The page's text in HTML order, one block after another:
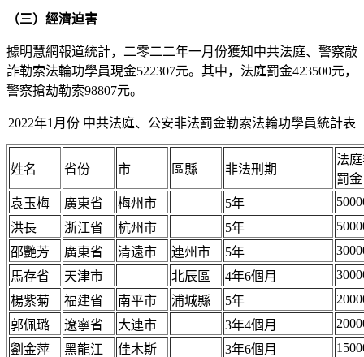
（三）經濟迫害
據明慧網報道統計，二零二二年一月份獲知中共法庭、警察敲
詐勒索法輪功學員現金522307元。其中，法庭罰金423500元，
警察搶劫勒索98807元。
2022年1月份 中共法庭、公安非法罰金勒索法輪功學員統計表
姓名 省份 市 區縣 非法刑期
法
罰金
袁玉梅
廣東省 梅州市 5年
洪長
浙江省 杭州市 5年
邵艷芳
廣東省 清遠市 連州市 5年
馬存省
天津市 北辰區 4年6個月
楊紫菊
福建省 南平市 浦城縣 5年
郭佩璐
遼寧省 大連市 3年4個月
劉金萍
黑龍江 佳木斯 3年6個月